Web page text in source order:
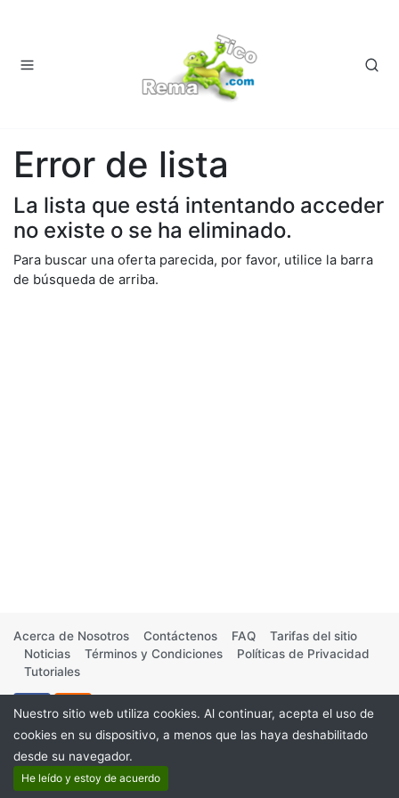
Error de lista
La lista que está intentando acceder
no existe o se ha eliminado.
Para buscar una oferta parecida, por favor, utilice la barra
de búsqueda de arriba.
Acerca de Nosotros Contáctenos FAQ
Tarifas del sitio
Noticias
Términos y Condiciones
Políticas de Privacidad
Tutoriales
Nuestro sitio web utiliza cookies. Al continuar, acepta el uso de
cookies en su dispositivo, a menos que las haya deshabilitado
desde su navegador.
He leído y estoy de acuerdo